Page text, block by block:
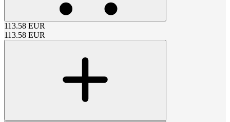
113.58 EUR
113.58 EUR